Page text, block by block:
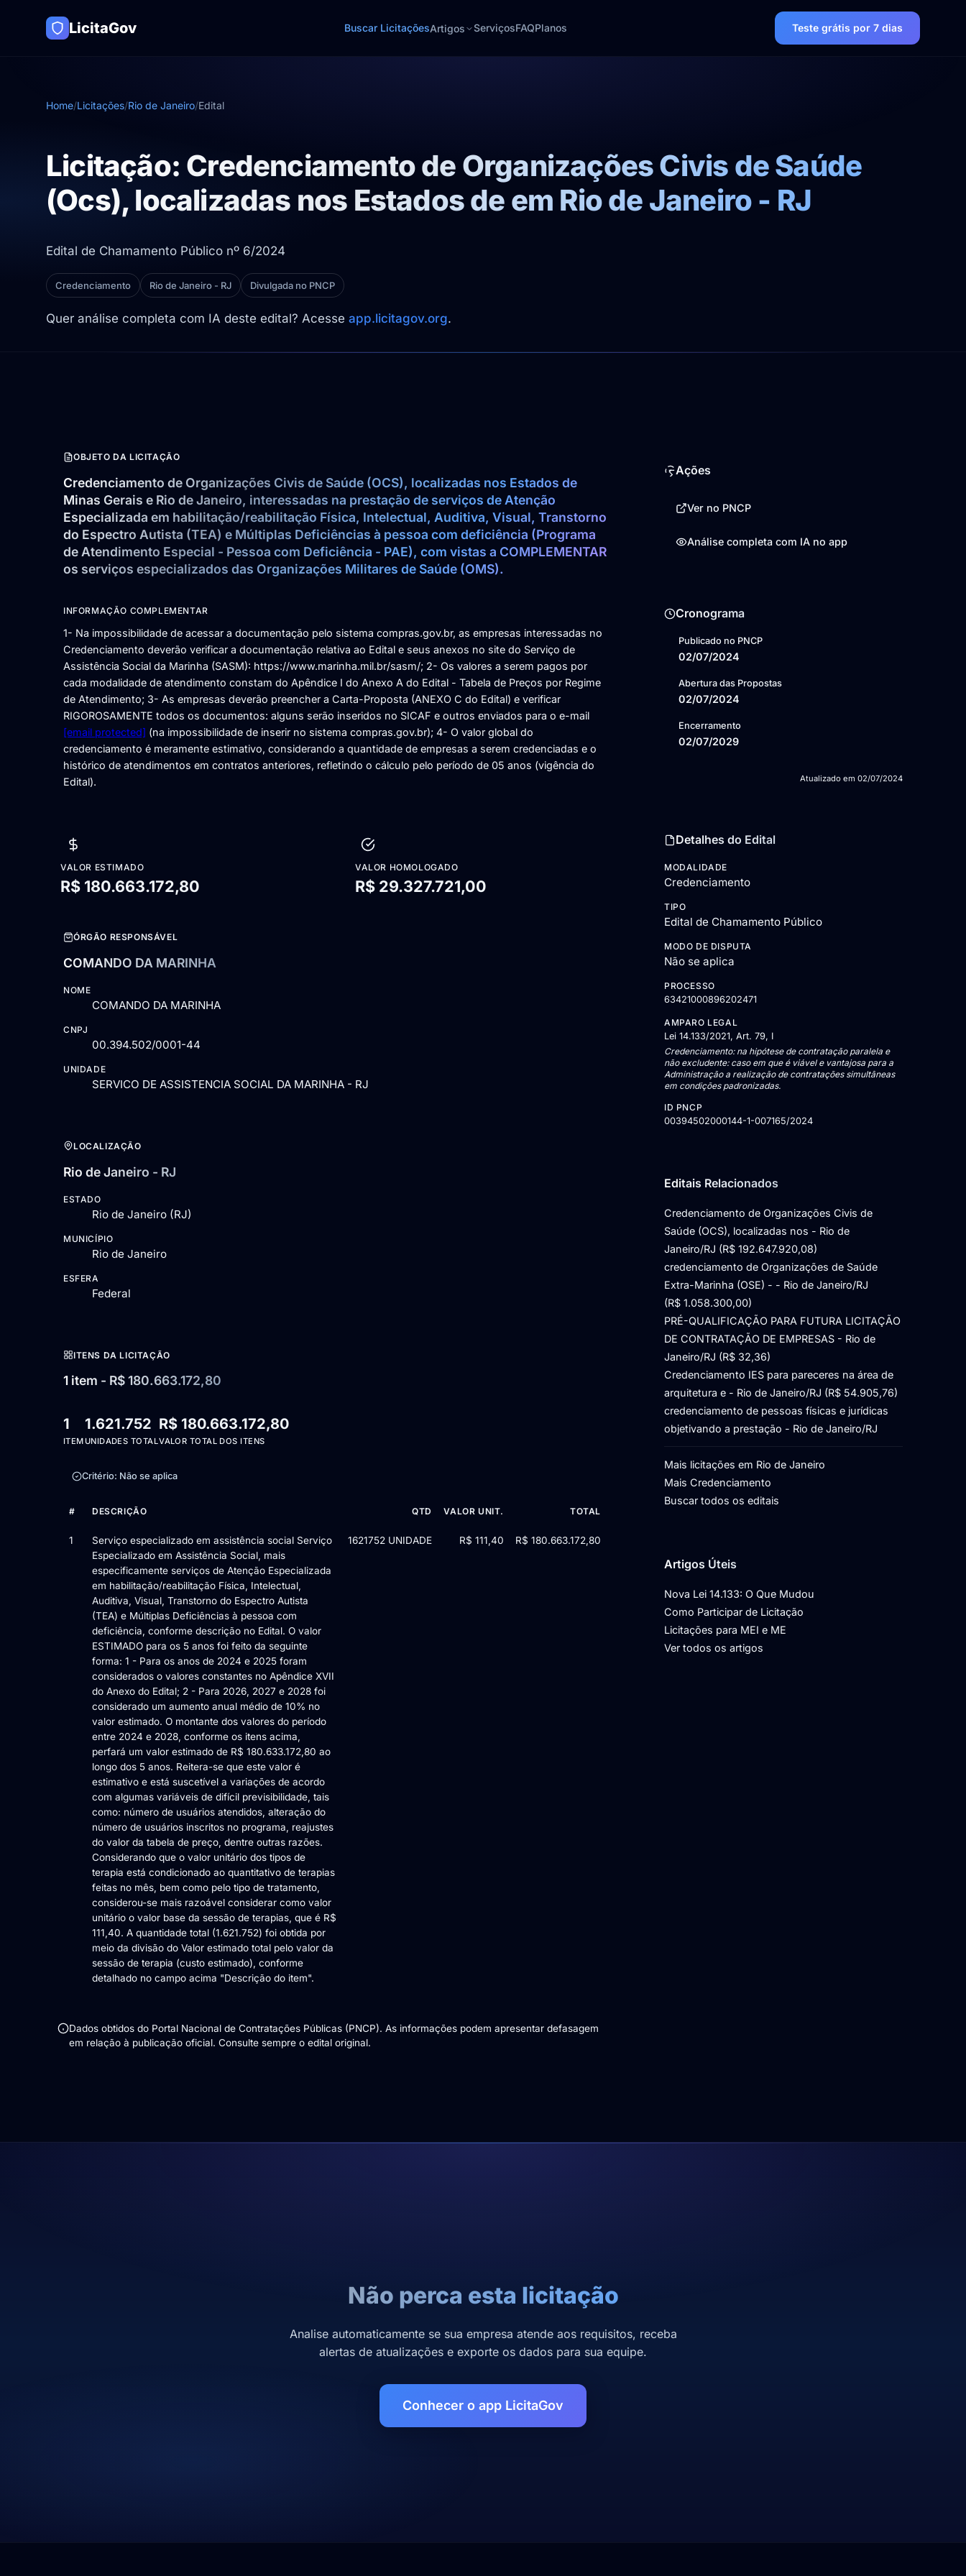
LicitaGov Buscar LicitaçõesArtigos ServiçosFAQPlanos Teste grátis por 7 dias
Home/Licitações/Rio de Janeiro/Edital
Licitação: Credenciamento de Organizações Civis de Saúde
(Ocs), localizadas nos Estados de em Rio de Janeiro - RJ
Edital de Chamamento Público nº 6/2024
Credenciamento Rio de Janeiro - RJ Divulgada no PNCP
Quer análise completa com IA deste edital? Acesse app.licitagov.org.
OBJETO DA LICITAÇÃO
Credenciamento de Organizações Civis de Saúde (OCS), localizadas nos Estados de
Minas Gerais e Rio de Janeiro, interessadas na prestação de serviços de Atenção
Especializada em habilitação/reabilitação Física, Intelectual, Auditiva, Visual, Transtorno
do Espectro Autista (TEA) e Múltiplas Deficiências à pessoa com deficiência (Programa
de Atendimento Especial - Pessoa com Deficiência - PAE), com vistas a COMPLEMENTAR
INFORMAÇÃO COMPLEMENTAR
1- Na impossibilidade de acessar a documentação pelo sistema compras.gov.br, as empresas interessadas no
Credenciamento deverão verificar a documentação relativa ao Edital e seus anexos no site do Serviço de
Assistência Social da Marinha (SASM): https://www.marinha.mil.br/sasm/; 2- Os valores a serem pagos por
cada modalidade de atendimento constam do Apêndice I do Anexo A do Edital - Tabela de Preços por Regime
de Atendimento; 3- As empresas deverão preencher a Carta-Proposta (ANEXO C do Edital) e verificar
RIGOROSAMENTE todos os documentos: alguns serão inseridos no SICAF e outros enviados para o e-mail
[email protected] (na impossibilidade de inserir no sistema compras.gov.br); 4- O valor global do
credenciamento é meramente estimativo, considerando a quantidade de empresas a serem credenciadas e o
histórico de atendimentos em contratos anteriores, refletindo o cálculo pelo período de 05 anos (vigência do
Edital).
VALOR ESTIMADO
R$ 180.663.172,80
VALOR HOMOLOGADO
R$ 29.327.721,00
ÓRGÃO RESPONSÁVEL
COMANDO DA MARINHA
NOME
COMANDO DA MARINHA
CNPJ
00.394.502/0001-44
UNIDADE
SERVICO DE ASSISTENCIA SOCIAL DA MARINHA - RJ
LOCALIZAÇÃO
Rio de Janeiro - RJ
ESTADO
Rio de Janeiro (RJ)
MUNICÍPIO
Rio de Janeiro
ESFERA
Federal
ITENS DA LICITAÇÃO
1 item - R$ 180.663.172,80
1
ITEM
1.621.752
UNIDADES TOTAL
R$ 180.663.172,80
VALOR TOTAL DOS ITENS
Critério: Não se aplica
Itens da licitação Edital de Chamamento Público nº 6/2024 — 1 item
# DESCRIÇÃO QTD VALOR UNIT. TOTAL
1
Serviço especializado em assistência social Serviço
Especializado em Assistência Social, mais
especificamente serviços de Atenção Especializada
em habilitação/reabilitação Física, Intelectual,
Auditiva, Visual, Transtorno do Espectro Autista
(TEA) e Múltiplas Deficiências à pessoa com
deficiência, conforme descrição no Edital. O valor
ESTIMADO para os 5 anos foi feito da seguinte
forma: 1 - Para os anos de 2024 e 2025 foram
considerados o valores constantes no Apêndice XVII
do Anexo do Edital; 2 - Para 2026, 2027 e 2028 foi
considerado um aumento anual médio de 10% no
valor estimado. O montante dos valores do período
entre 2024 e 2028, conforme os itens acima,
perfará um valor estimado de R$ 180.633.172,80 ao
longo dos 5 anos. Reitera-se que este valor é
estimativo e está suscetível a variações de acordo
com algumas variáveis de difícil previsibilidade, tais
como: número de usuários atendidos, alteração do
número de usuários inscritos no programa, reajustes
do valor da tabela de preço, dentre outras razões.
Considerando que o valor unitário dos tipos de
terapia está condicionado ao quantitativo de terapias
feitas no mês, bem como pelo tipo de tratamento,
considerou-se mais razoável considerar como valor
unitário o valor base da sessão de terapias, que é R$
111,40. A quantidade total (1.621.752) foi obtida por
meio da divisão do Valor estimado total pelo valor da
sessão de terapia (custo estimado), conforme
detalhado no campo acima "Descrição do item".
1621752 UNIDADE R$ 111,40 R$ 180.663.172,80
Dados obtidos do Portal Nacional de Contratações Públicas (PNCP). As informações podem apresentar defasagem
em relação à publicação oficial. Consulte sempre o edital original.
Ações
Ver no PNCP
Análise completa com IA no app
Cronograma
Publicado no PNCP
02/07/2024
Abertura das Propostas
02/07/2024
Encerramento
02/07/2029
Atualizado em 02/07/2024
Detalhes do Edital
MODALIDADE
Credenciamento
TIPO
Edital de Chamamento Público
MODO DE DISPUTA
Não se aplica
PROCESSO
63421000896202471
AMPARO LEGAL
Lei 14.133/2021, Art. 79, I
Credenciamento: na hipótese de contratação paralela e
não excludente: caso em que é viável e vantajosa para a
Administração a realização de contratações simultâneas
em condições padronizadas.
ID PNCP
00394502000144-1-007165/2024
Editais Relacionados
Credenciamento de Organizações Civis de
Saúde (OCS), localizadas nos - Rio de
Janeiro/RJ (R$ 192.647.920,08)
credenciamento de Organizações de Saúde
Extra-Marinha (OSE) - - Rio de Janeiro/RJ
(R$ 1.058.300,00)
PRÉ-QUALIFICAÇÃO PARA FUTURA LICITAÇÃO
DE CONTRATAÇÃO DE EMPRESAS - Rio de
Janeiro/RJ (R$ 32,36)
Credenciamento IES para pareceres na área de
arquitetura e - Rio de Janeiro/RJ (R$ 54.905,76)
credenciamento de pessoas físicas e jurídicas
objetivando a prestação - Rio de Janeiro/RJ
Mais licitações em Rio de Janeiro
Mais Credenciamento
Buscar todos os editais
Artigos Úteis
Nova Lei 14.133: O Que Mudou
Como Participar de Licitação
Licitações para MEI e ME
Ver todos os artigos
Não perca esta licitação
Analise automaticamente se sua empresa atende aos requisitos, receba
alertas de atualizações e exporte os dados para sua equipe.
Conhecer o app LicitaGov